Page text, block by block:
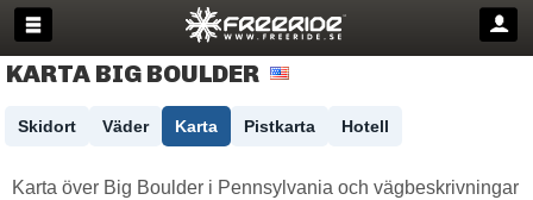
KARTA BIG BOULDER
Skidort Väder Karta Pistkarta Hotell
Karta över Big Boulder i Pennsylvania och vägbeskrivningar